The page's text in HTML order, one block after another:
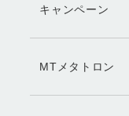
キャンペーン
MTメタトロン